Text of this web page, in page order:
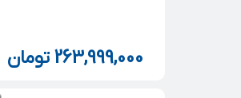
263,999,000تومان